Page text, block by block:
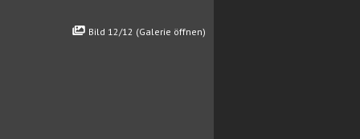
Bild 12/12 (Galerie öffnen)